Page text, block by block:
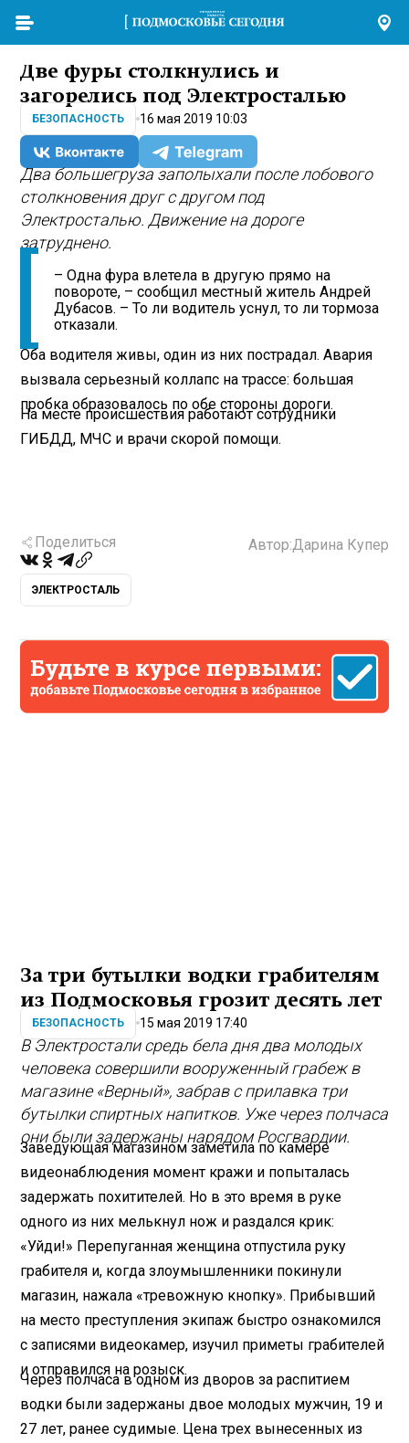
Две фуры столкнулись и
загорелись под Электросталью
БЕЗОПАСНОСТЬ 16 мая 2019 10:03
Два большегруза заполыхали после лобового
столкновения друг с другом под
Электросталью. Движение на дороге
затруднено.
– Одна фура влетела в другую прямо на
повороте, – сообщил местный житель Андрей
Дубасов. – То ли водитель уснул, то ли тормоза
отказали.
Оба водителя живы, один из них пострадал. Авария
вызвала серьезный коллапс на трассе: большая
пробка образовалось по обе стороны дороги.
На месте происшествия работают сотрудники
ГИБДД, МЧС и врачи скорой помощи.
Поделиться Автор:Дарина Купер
ЭЛЕКТРОСТАЛЬ
За три бутылки водки грабителям
из Подмосковья грозит десять лет
БЕЗОПАСНОСТЬ 15 мая 2019 17:40
В Электростали средь бела дня два молодых
человека совершили вооруженный грабеж в
магазине «Верный», забрав с прилавка три
бутылки спиртных напитков. Уже через полчаса
они были задержаны нарядом Росгвардии.
Заведующая магазином заметила по камере
видеонаблюдения момент кражи и попыталась
задержать похитителей. Но в это время в руке
одного из них мелькнул нож и раздался крик:
«Уйди!» Перепуганная женщина отпустила руку
грабителя и, когда злоумышленники покинули
магазин, нажала «тревожную кнопку». Прибывший
на место преступления экипаж быстро ознакомился
с записями видеокамер, изучил приметы грабителей
и отправился на розыск.
Через полчаса в одном из дворов за распитием
водки были задержаны двое молодых мужчин, 19 и
27 лет, ранее судимые. Цена трех вынесенных из